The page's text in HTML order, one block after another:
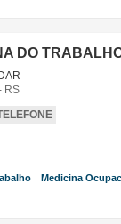
DO
RS
Medicina